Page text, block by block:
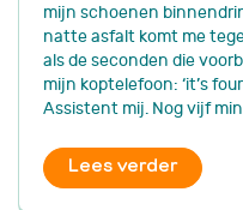
mijn schoenen
natte asfalt komt me
als de seconden die
mijn koptelefoon: ‘it’s
Assistent mij. Nog vijf
Lees verder